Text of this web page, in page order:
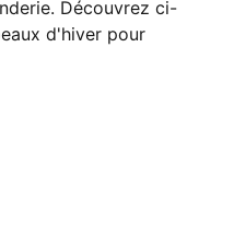
Découvrez ci-
d'hiver pour